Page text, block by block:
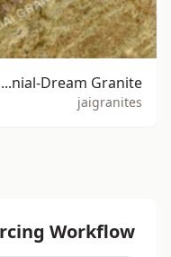
Colonial-Dream Granite
jaigranites
Workflow